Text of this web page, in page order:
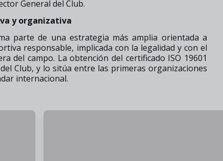
General del Club.
y organizativa
parte de una estrategia más amplia orientada a
responsable, implicada con la legalidad y con el
del campo. La obtención del certificado ISO 19601
Club, y lo sitúa entre las primeras organizaciones
internacional.